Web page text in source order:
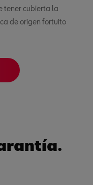
tener cubierta la
de origen fortuito